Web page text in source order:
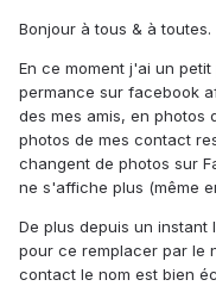
Bonjour à tous & à toutes.
En ce moment j'ai un
permance sur facebook
des mes amis, en photos
photos de mes contact
changent de photos sur
ne s'affiche plus (même
De plus depuis un
pour ce remplacer par le
contact le nom est bien